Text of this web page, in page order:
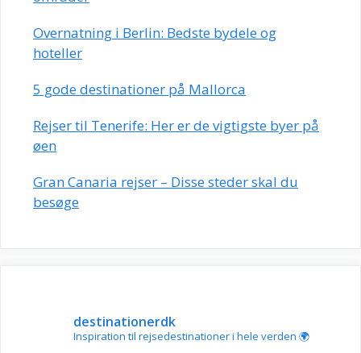
Overnatning i Berlin: Bedste bydele og
hoteller
5 gode destinationer på Mallorca
Rejser til Tenerife: Her er de vigtigste byer på
øen
Gran Canaria rejser – Disse steder skal du
besøge
destinationerdk
Inspiration til rejsedestinationer i hele verden 🌍